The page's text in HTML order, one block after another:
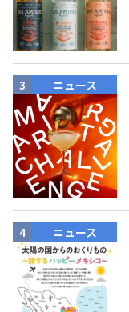
ニュース
ニュース